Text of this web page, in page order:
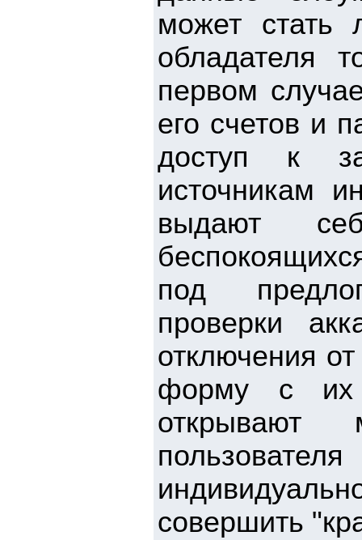
может стать
обладателя
первом
его счетов и
доступ к
источникам
выдают
под
проверки
отключения
форму с их
открывают
совершить